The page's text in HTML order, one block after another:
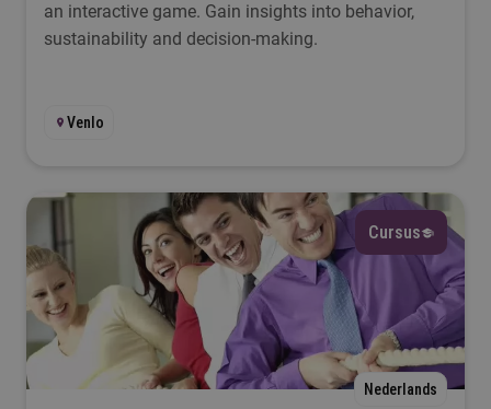
an interactive game. Gain insights into behavior,
sustainability and decision-making.
Venlo
Cursus
Nederlands